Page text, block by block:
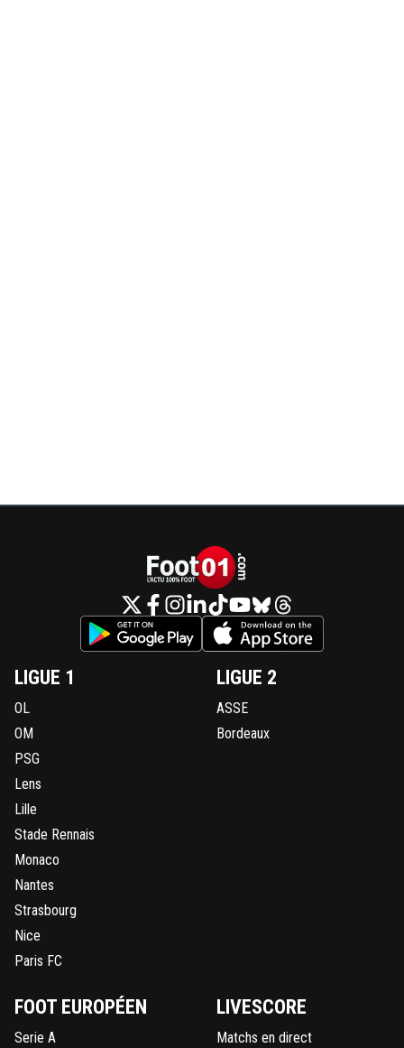
LIGUE 1
OL
OM
PSG
Lens
Lille
Stade Rennais
Monaco
Nantes
Strasbourg
Nice
Paris FC
LIGUE 2
ASSE
Bordeaux
FOOT EUROPÉEN
Serie A
LIVESCORE
Matchs en direct